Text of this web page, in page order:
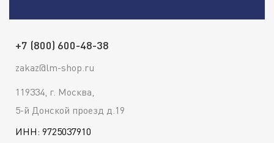
+7 (800) 600-48-38
zakaz@lm-shop.ru
119334, г. Москва,
5-й Донской проезд д.19
ИНН: 9725037910